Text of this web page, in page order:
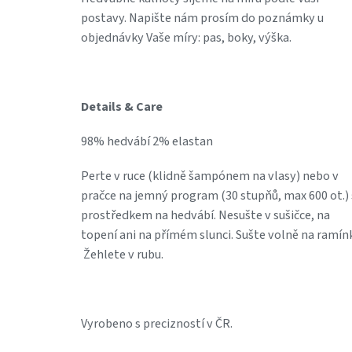
postavy. Napište nám prosím do poznámky u
objednávky Vaše míry: pas, boky, výška.
Details & Care
98% hedvábí 2% elastan
Perte v ruce (klidně šampónem na vlasy) nebo v
pračce na jemný program (30 stupňů, max 600 ot.)
prostředkem na hedvábí. Nesušte v sušičce, na
topení ani na přímém slunci. Sušte volně na
Žehlete v rubu.
Vyrobeno s precizností v ČR.